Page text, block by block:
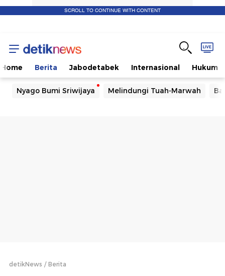
SCROLL TO CONTINUE WITH CONTENT
Home Berita Jabodetabek Internasional Hukum
Nyago Bumi Sriwijaya Melindungi Tuah-Marwah
detikNews Berita